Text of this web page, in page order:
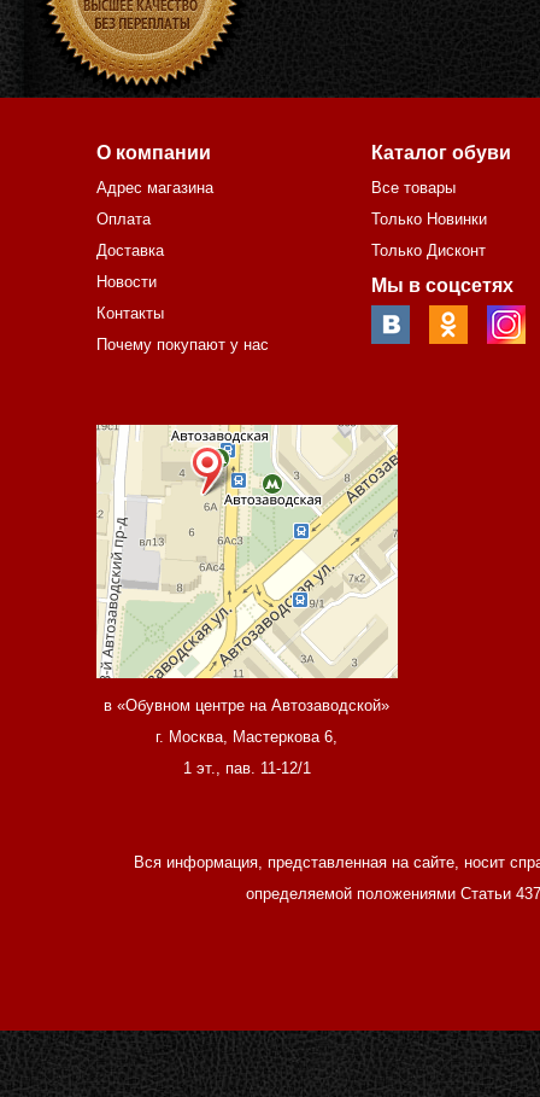
О компании
Адрес магазина
Оплата
Доставка
Новости
Контакты
Почему покупают у нас
Каталог обуви
Все товары
Только Новинки
Только Дисконт
Мы в соцсетях
в «Обувном центре на Автозаводской»
г. Москва, Мастеркова 6,
1 эт., пав. 11-12/1
Вся информация, представленная на сайте, носит
определяемой положениями Статьи